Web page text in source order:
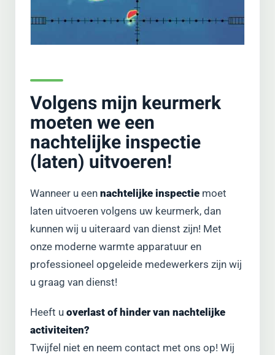
Volgens mijn keurmerk
moeten we een
nachtelijke inspectie
(laten) uitvoeren!
Wanneer u een nachtelijke inspectie moet
laten uitvoeren volgens uw keurmerk, dan
kunnen wij u uiteraard van dienst zijn! Met
onze moderne warmte apparatuur en
professioneel opgeleide medewerkers zijn wij
u graag van dienst!
Heeft u overlast of hinder van nachtelijke
activiteiten?
Twijfel niet en neem contact met ons op! Wij